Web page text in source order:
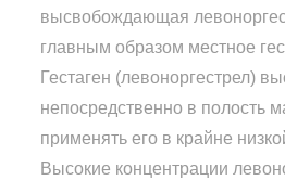
высвобождающая
главным образом местное
Гестаген (левоноргестрел)
непосредственно в полость
применять его в крайне
Высокие концентрации